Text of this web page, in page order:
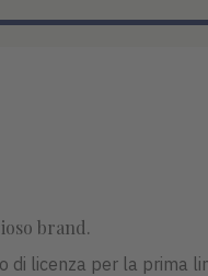
brand.
di licenza per la prima